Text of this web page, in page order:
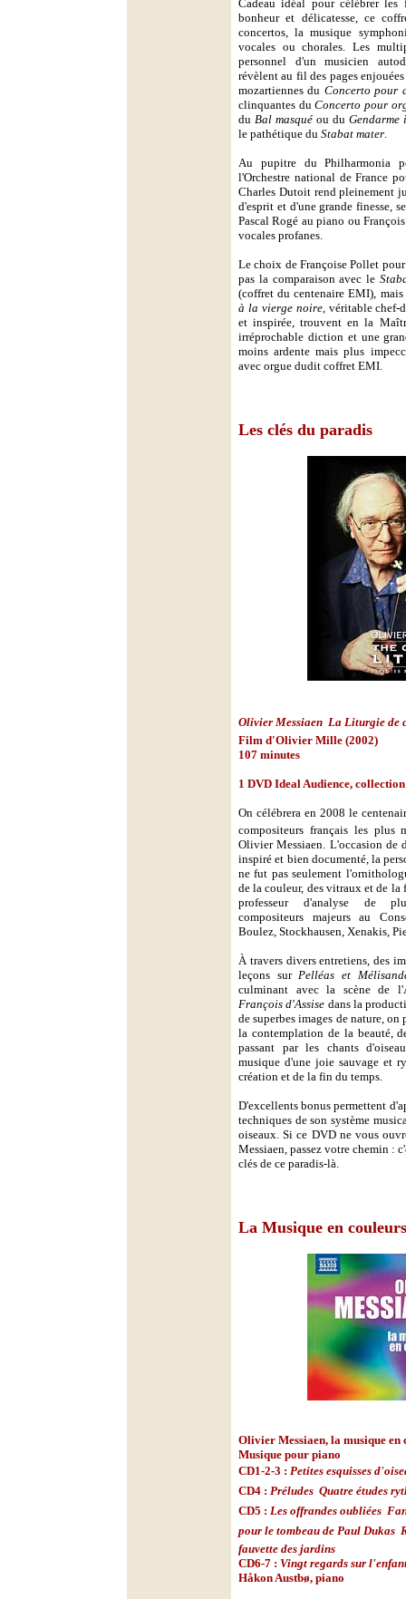
Cadeau idéal pour célébrer les
bonheur et délicatesse, ce
concertos, la musique
vocales ou chorales. Les
personnel d'un musicien
révèlent au fil des pages
mozartiennes du Concerto pour
clinquantes duConcerto pour
du Bal masqué ou du Gendarme
le pathétique du Stabat mater.
Au pupitre du Philharmonia
l'Orchestre national de France
Charles Dutoit rend pleinement
d'esprit et d'une grande finesse,
Pascal Rogé au piano ou
vocales profanes.
Le choix de Françoise Pollet
pas la comparaison avec le
(coffret du centenaire EMI),
à la vierge noire, véritable chef-
et inspirée, trouvent en la
irréprochable diction et une
moins ardente mais plus
avec orgue dudit coffret EMI.
Les clés du paradis
Olivier Messiaen  La Liturgie de
Film d'Olivier Mille (2002)
107 minutes
1 DVD Ideal Audience,
On célébrera en 2008 le
compositeurs français les plus
Olivier Messiaen. L'occasion de
inspiré et bien documenté, la
ne fut pas seulement
de la couleur, des vitraux et de la
professeur d'analyse de
compositeurs majeurs au
Boulez, Stockhausen, Xenakis,
À travers divers entretiens, des
leçons surPelléas et
culminant avec la scène de
François d'Assise dans la
de superbes images de nature,
la contemplation de la beauté,
passant par les chants
musique d'une joie sauvage et
création et de la fin du temps.
D'excellents bonus permettent
techniques de son système
oiseaux. Si ce DVD ne vous
Messiaen, passez votre chemin :
clés de ce paradis-là.
La Musique en couleurs
Olivier Messiaen, la musique en
Musique pour piano
CD1-2-3 : Petites esquisses
CD4 : Préludes Quatre études
CD5 : Les offrandes oubliées
pour le tombeau de Paul Dukas
fauvette des jardins
CD6-7 : Vingt regards sur
Håkon Austbø, piano